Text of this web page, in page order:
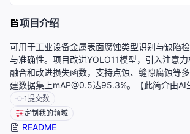
项目介绍
可用于工业设备金属表面腐蚀类型识别与缺陷
与准确性。项目改进YOLO11模型，引入注意
融合和改进损失函数，支持点蚀、缝隙腐蚀等
建数据集上mAP@0.5达95.3%。【此简介由AI
1提交数
定制我的领域
README